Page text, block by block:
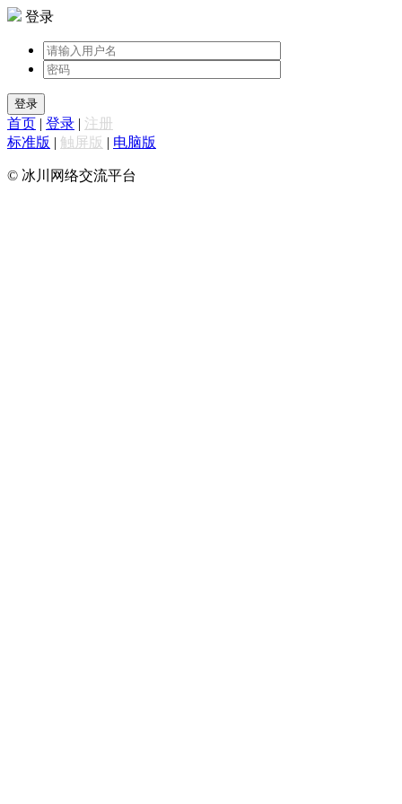
登录
登录
首页 | 登录 | 注册
标准版 | 触屏版 | 电脑版
© 冰川网络交流平台